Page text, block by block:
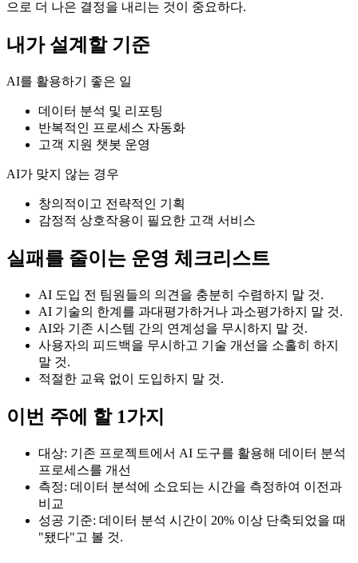
으로 더 나은 결정을 내리는 것이 중요하다.
내가 설계할 기준
AI를 활용하기 좋은 일
데이터 분석 및 리포팅
반복적인 프로세스 자동화
고객 지원 챗봇 운영
AI가 맞지 않는 경우
창의적이고 전략적인 기획
감정적 상호작용이 필요한 고객 서비스
실패를 줄이는 운영 체크리스트
AI 도입 전 팀원들의 의견을 충분히 수렴하지 말 것.
AI 기술의 한계를 과대평가하거나 과소평가하지 말 것.
AI와 기존 시스템 간의 연계성을 무시하지 말 것.
사용자의 피드백을 무시하고 기술 개선을 소홀히 하지
말 것.
적절한 교육 없이 도입하지 말 것.
이번 주에 할 1가지
대상: 기존 프로젝트에서 AI 도구를 활용해 데이터 분석
프로세스를 개선
측정: 데이터 분석에 소요되는 시간을 측정하여 이전과
비교
성공 기준: 데이터 분석 시간이 20% 이상 단축되었을 때
"됐다"고 볼 것.